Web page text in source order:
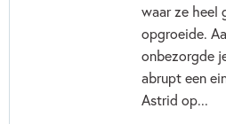
waar ze heel
opgroeide.
onbezorgde
abrupt een
Astrid op...